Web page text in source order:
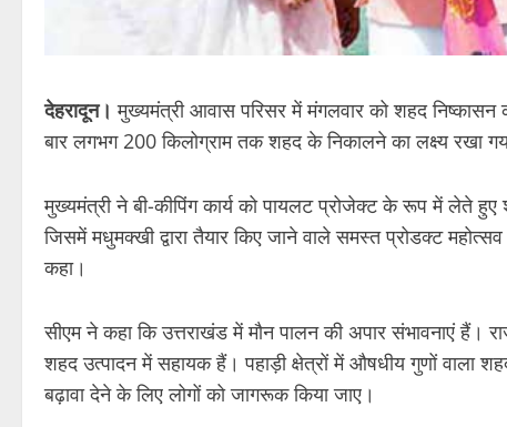
देहरादून।मुख्यमंत्री आवास परिसर में मंगलवार को शहद निष्कासन
बार लगभग 200 किलोग्राम तक शहद के निकालने का लक्ष्य रखा
मुख्यमंत्री ने बी-कीपिंग कार्य को पायलट प्रोजेक्ट के रूप में लेते हुए
जिसमें मधुमक्खी द्वारा तैयार किए जाने वाले समस्त प्रोडक्ट
कहा।
सीएम ने कहा कि उत्तराखंड में मौन पालन की अपार संभावनाएं हैं।
शहद उत्पादन में सहायक हैं। पहाड़ी क्षेत्रों में औषधीय गुणों वाला
बढ़ावा देने के लिए लोगों को जागरूक किया जाए।